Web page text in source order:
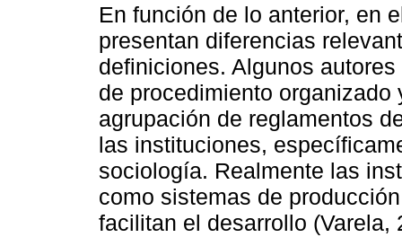
En función de lo anterior, en
presentan diferencias
definiciones. Algunos
de procedimiento
agrupación de reglamentos
las instituciones,
sociología. Realmente las
como sistemas de
facilitan el desarrollo (Varela,